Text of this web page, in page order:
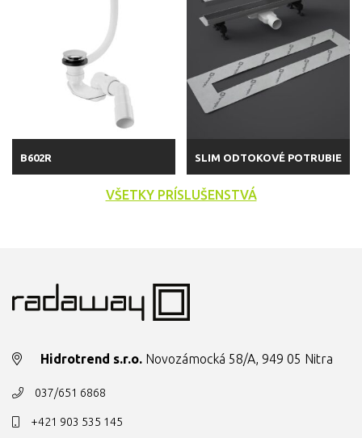
B602R SLIM ODTOKOVÉ POTRUBIE
VŠETKY PRÍSLUŠENSTVÁ
Hidrotrend s.r.o. Novozámocká 58/A, 949 05 Nitra
037/651 6868
+421 903 535 145